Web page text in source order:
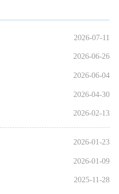
2026-07-11
2026-06-26
2026-06-04
2026-04-30
2026-02-13
2026-01-23
2026-01-09
2025-11-28